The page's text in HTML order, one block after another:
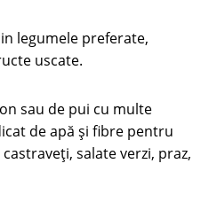
legumele preferate,
uscate.
sau de pui cu multe
de apă şi fibre pentru
salate verzi, praz,